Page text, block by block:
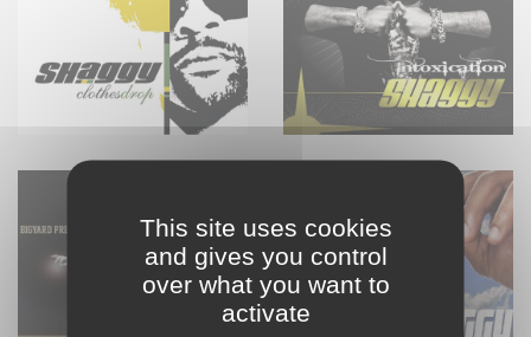
This site uses cookies
and gives you control
over what you want to
activate